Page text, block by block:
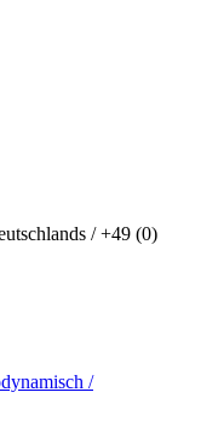
/ +49 (0)